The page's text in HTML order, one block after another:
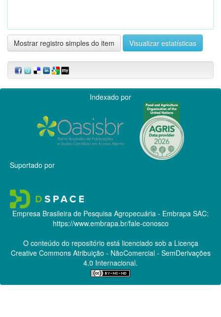
Mostrar registro simples do item Visualizar estatísticas
Indexado por
Suportado por
Empresa Brasileira de Pesquisa Agropecuária - Embrapa SAC:
https://www.embrapa.br/fale-conosco
O conteúdo do repositório está licenciado sob a Licença
Creative CommonsAtribuição - NãoComercial - SemDerivações
4.0 Internacional.